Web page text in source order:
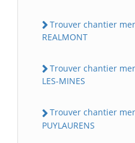
Trouver chantier
REALMONT
Trouver chantier
LES-MINES
Trouver chantier
PUYLAURENS